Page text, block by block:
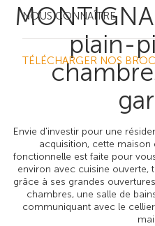
NOUS CONNAÎTRE
TÉLÉCHARGER NOS
plain-
Envie d'investir pour une
acquisition, cette maison
fonctionnelle est faite pour
environ avec cuisine ouverte,
grâce à ses grandes
chambres, une salle de
communiquant avec le